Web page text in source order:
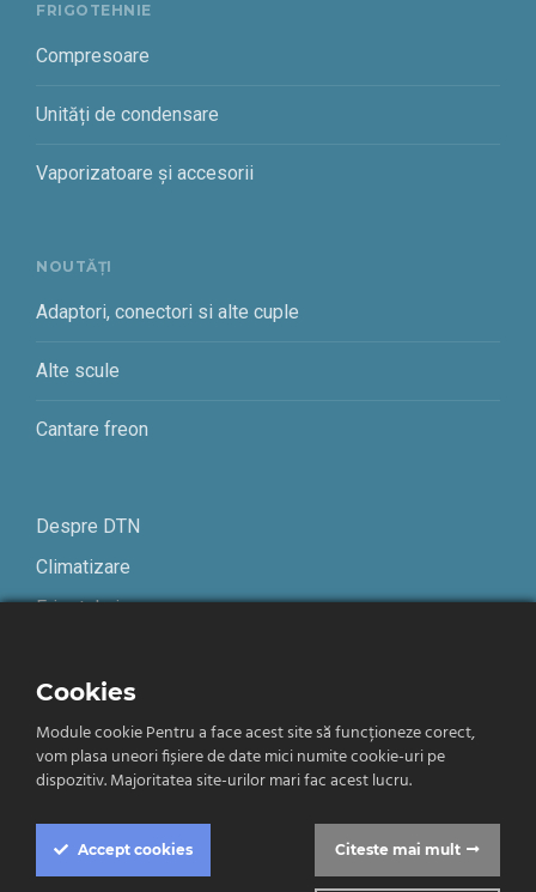
FRIGOTEHNIE
Compresoare
Unități de condensare
Vaporizatoare și accesorii
NOUTĂȚI
Adaptori, conectori si alte cuple
Alte scule
Cantare freon
Despre DTN
Climatizare
Frigotehnie
Termeni și condiții
Confidențialitate
Cookies
Module cookie Pentru a face acest site să funcționeze corect,
vom plasa uneori fișiere de date mici numite cookie-uri pe
dispozitiv. Majoritatea site-urilor mari fac acest lucru.
Accept cookies Citeste mai mult